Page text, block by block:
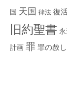
国 天国 律法 復
旧約聖書
計画 罪 罪の赦し